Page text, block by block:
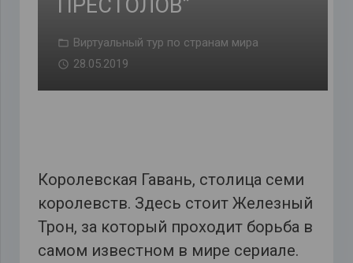
ПРЕСТОЛОВ”
Виртуальный тур по странам мира
28.05.2019
Королевская Гавань, столица семи
королевств. Здесь стоит Железный
Трон, за который проходит борьба в
самом известном в мире сериале.